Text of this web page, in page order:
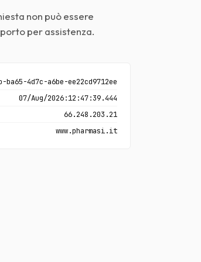
non può essere
per assistenza.
ba65-4d7c-a6be-ee22cd9712ee
07/Aug/2026:12:47:39.444
66.248.203.21
www.pharmasi.it